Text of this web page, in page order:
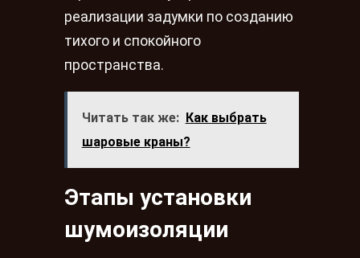
реализации задумки по созданию
тихого и спокойного
пространства.
Читать так же:
Как выбрать
шаровые краны?
Этапы установки
шумоизоляции